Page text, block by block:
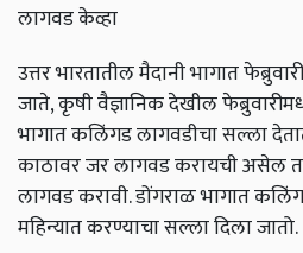
लागवड केव्हा
उत्तर भारतातील मैदानी भागात
जाते, कृषी वैज्ञानिक देखील
भागात कलिंगड लागवडीचा सल्ला
काठावर जर लागवड करायची असेल तर
लागवड करावी. डोंगराळ भागात
महिन्यात करण्याचा सल्ला दिला जातो.